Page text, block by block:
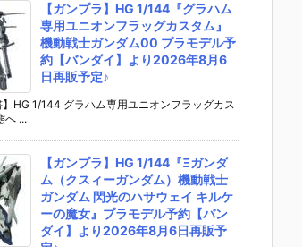
【ガンプラ】HG 1/144『グラハム
専用ユニオンフラッグカスタム』
機動戦士ガンダム00 プラモデル予
約【バンダイ】より2026年8月6
日再販予定♪
】HG 1/144 グラハム専用ユニオンフラッグカス
へ ...
【ガンプラ】HG 1/144『Ξガンダ
ム（クスィーガンダム）機動戦士
ガンダム 閃光のハサウェイ キルケ
ーの魔女』プラモデル予約【バン
ダイ】より2026年8月6日再販予